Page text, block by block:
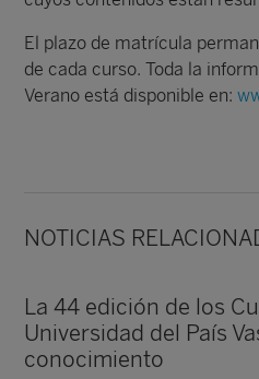
El plazo de matrícula
de cada curso. Toda la
Verano está disponible en:
NOTICIAS
La 44 edición de los
Universidad del País
conocimiento